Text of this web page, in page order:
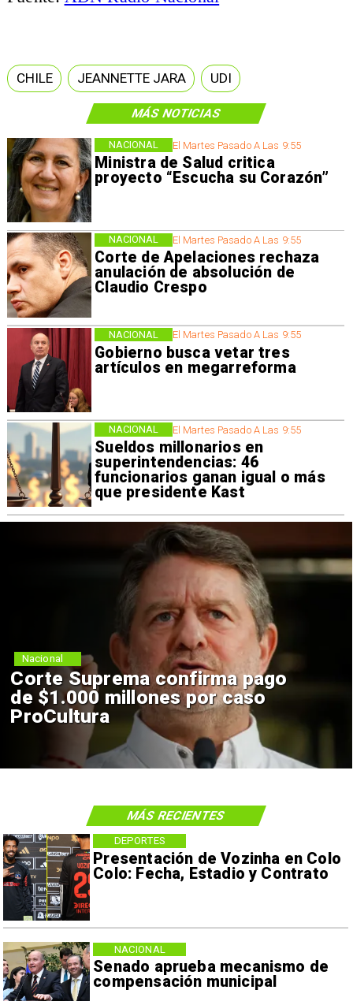
MÁS NOTICIAS
El Martes Pasado A Las 9:55
Ministra de Salud critica
proyecto “Escucha su Corazón”
NACIONAL
El Martes Pasado A Las 9:55
Corte de Apelaciones rechaza
anulación de absolución de
Claudio Crespo
NACIONAL
El Martes Pasado A Las 9:55
Gobierno busca vetar tres
artículos en megarreforma
NACIONAL
El Martes Pasado A Las 9:55
Sueldos millonarios en
superintendencias: 46
funcionarios ganan igual o más
que presidente Kast
NACIONAL
CHILE JEANNETTE JARA UDI
Corte Suprema confirma pago
de $1.000 millones por caso
ProCultura
Nacional
Presentación de Vozinha en Colo
Colo: Fecha, Estadio y Contrato
DEPORTES
Senado aprueba mecanismo de
compensación municipal
NACIONAL
MÁS RECIENTES